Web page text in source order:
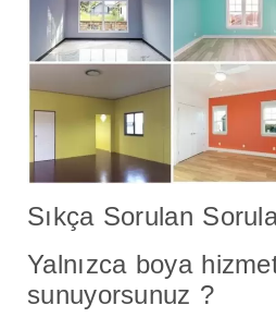
Sıkça Sorulan
Yalnızca boya
sunuyorsunuz ?